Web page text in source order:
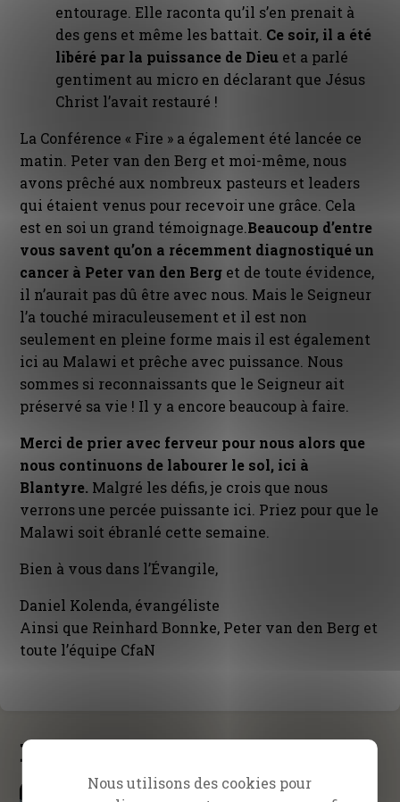
entourage. Elle raconta qu’il s’en prenait à
des gens et même les battait. Ce soir, il a été
libéré par la puissance de Dieu et a parlé
gentiment au micro en déclarant que Jésus
Christ l’avait restauré !
La Conférence « Fire » a également été lancée ce
matin. Peter van den Berg et moi-même, nous
avons prêché aux nombreux pasteurs et leaders
qui étaient venus pour recevoir une grâce. Cela
est en soi un grand témoignage.Beaucoup d’entre
vous savent qu’on a récemment diagnostiqué un
cancer à Peter van den Berg et de toute évidence,
il n’aurait pas dû être avec nous. Mais le Seigneur
l’a touché miraculeusement et il est non
seulement en pleine forme mais il est également
ici au Malawi et prêche avec puissance. Nous
sommes si reconnaissants que le Seigneur ait
préservé sa vie ! Il y a encore beaucoup à faire.
Merci de prier avec ferveur pour nous alors que
nous continuons de labourer le sol, ici à
Blantyre. Malgré les défis, je crois que nous
verrons une percée puissante ici. Priez pour que le
Malawi soit ébranlé cette semaine.
Bien à vous dans l’Évangile,
Daniel Kolenda, évangéliste
Ainsi que Reinhard Bonnke, Peter van den Berg et
toute l’équipe CfaN
Nouveautés
École d’évangélisation SOE
Nous utilisons des cookies pour